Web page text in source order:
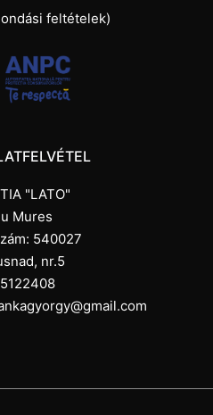
feltételek)
"LATO"
Mures
540027
nr.5